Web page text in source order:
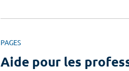
PAGES
Aide pour les